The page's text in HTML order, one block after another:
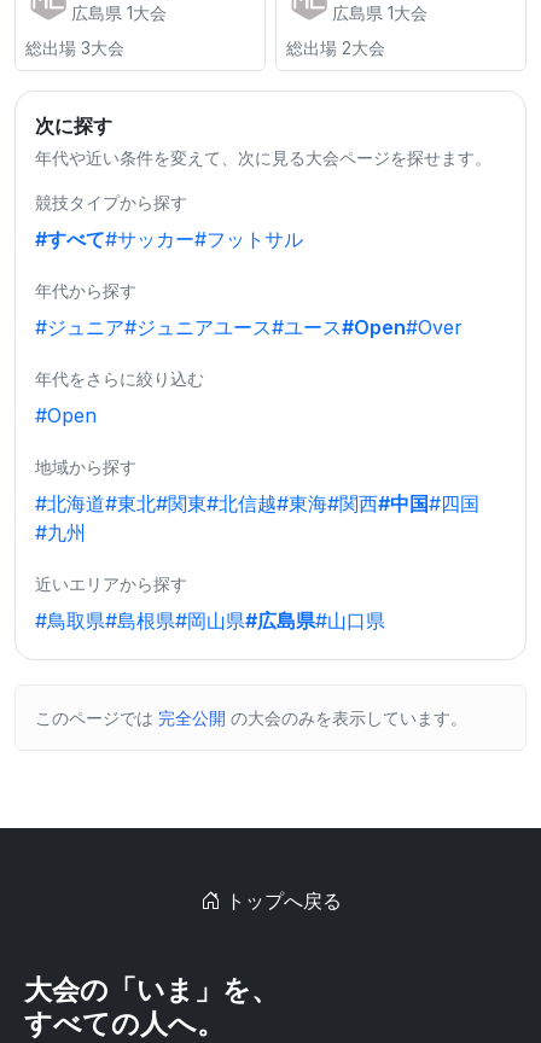
広島県 1大会
総出場 3大会
広島県 1大会
総出場 2大会
次に探す
年代や近い条件を変えて、次に見る大会ページを探せます。
競技タイプから探す
#すべて#サッカー#フットサル
年代から探す
#ジュニア#ジュニアユース#ユース#Open#Over
年代をさらに絞り込む
#Open
地域から探す
#北海道#東北#関東#北信越#東海#関西#中国#四国
#九州
近いエリアから探す
#鳥取県#島根県#岡山県#広島県#山口県
このページでは 完全公開 の大会のみを表示しています。
トップへ戻る
大会の「いま」を、
すべての人へ。